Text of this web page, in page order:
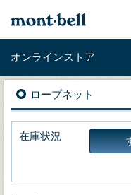
オンラインストア
ロープネット
在庫状況